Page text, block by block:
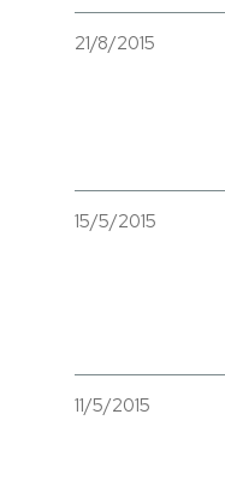
21/8/2015
15/5/2015
11/5/2015